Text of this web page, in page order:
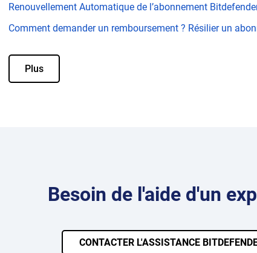
Renouvellement Automatique de l’abonnement
Comment demander un remboursement ? Résilier un
Plus
Besoin de l'aide d'un
CONTACTER L'ASSISTANCE